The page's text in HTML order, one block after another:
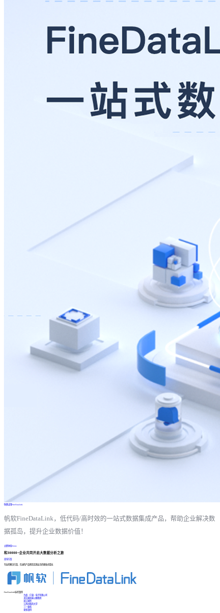
免费试用FineDataLink
帆软FineDataLink，低代码/高时效的一站式数据集成产品，帮助企业解决数
据孤岛，提升企业数据价值！
立即体验Demo
和30000+企业共同开启大数据分析之旅
咨询方案
专业的解决方案、先进的产品帮您实现业务的爆发式增长
FineDataLink标杆案例
台晶（宁波）电子有限公司
某交通高速公路集团
浙江国贸
江西中医药大学
三一重机
更多案例